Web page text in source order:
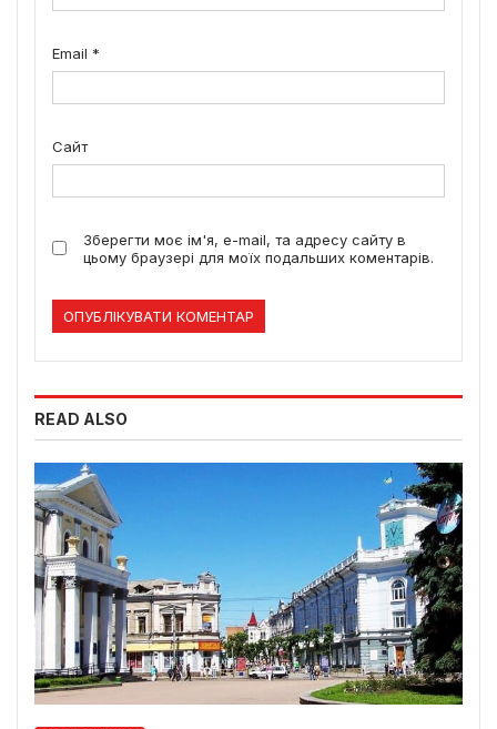
Email *
Сайт
Зберегти моє ім'я, e-mail, та адресу сайту в
цьому браузері для моїх подальших коментарів.
READ ALSO